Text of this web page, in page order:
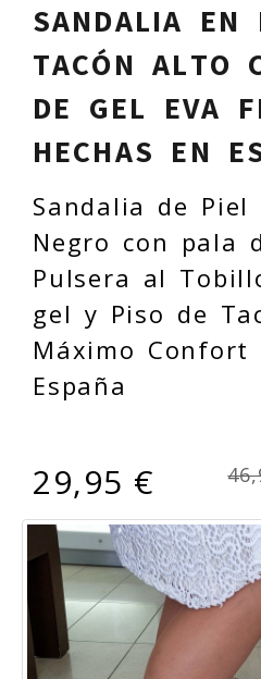
SANDALIA EN
TACÓN ALTO
DE GEL EVA
HECHAS EN
Sandalia de Piel
Negro con pala
Pulsera al
gel y Piso de
Máximo Confort
España
29,95 €